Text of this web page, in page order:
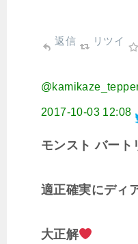
返信 リツイ
2017-10-03 12:08
モンスト バート
適正確実にディ
大正解